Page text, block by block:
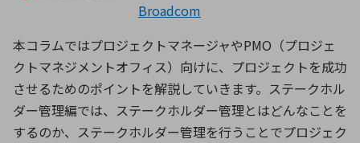
Broadcom
本コラムではプロジェクトマネージャやPMO（プロジェ
クトマネジメントオフィス）向けに、プロジェクトを成功
させるためのポイントを解説していきます。ステークホル
ダー管理編では、ステークホルダー管理とはどんなことを
するのか、ステークホルダー管理を行うことでプロジェク